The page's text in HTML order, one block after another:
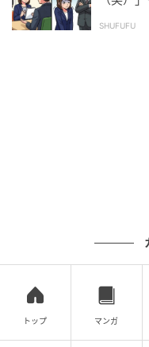
SHUFUFU
トップ マンガ